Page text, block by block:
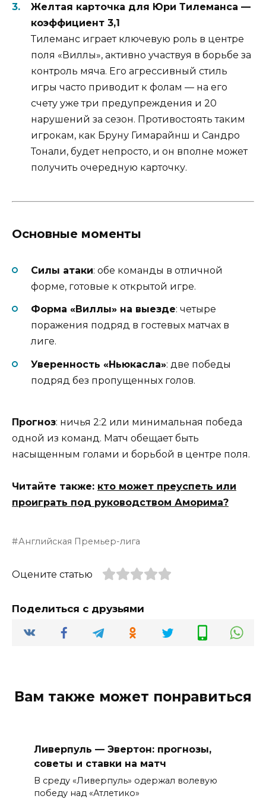
Желтая карточка для Юри Тилеманса —
коэффициент 3,1
Тилеманс играет ключевую роль в центре
поля «Виллы», активно участвуя в борьбе за
контроль мяча. Его агрессивный стиль
игры часто приводит к фолам — на его
счету уже три предупреждения и 20
нарушений за сезон. Противостоять таким
игрокам, как Бруну Гимарайнш и Сандро
Тонали, будет непросто, и он вполне может
получить очередную карточку.
Основные моменты
Силы атаки: обе команды в отличной
форме, готовые к открытой игре.
Форма «Виллы» на выезде: четыре
поражения подряд в гостевых матчах в
лиге.
Уверенность «Ньюкасла»: две победы
подряд без пропущенных голов.
Прогноз: ничья 2:2 или минимальная победа
одной из команд. Матч обещает быть
насыщенным голами и борьбой в центре поля.
Читайте также: кто может преуспеть или
проиграть под руководством Аморима?
Английская Премьер-лига
Оцените статью
Поделиться с друзьями
Вам также может понравиться
Ливерпуль — Эвертон: прогнозы,
советы и ставки на матч
В среду «Ливерпуль» одержал волевую
победу над «Атлетико»